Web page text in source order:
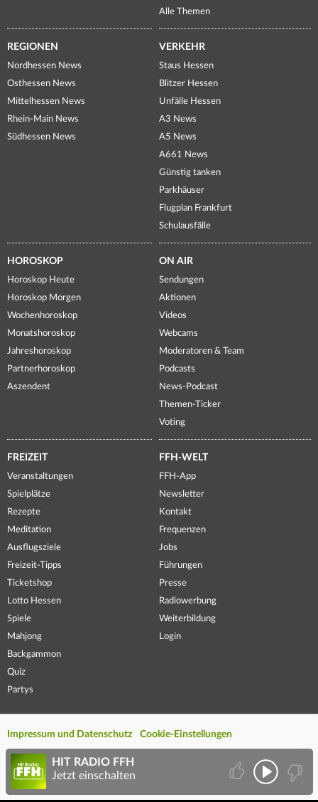
Alle Themen
REGIONEN
Nordhessen News
Osthessen News
Mittelhessen News
Rhein-Main News
Südhessen News
VERKEHR
Staus Hessen
Blitzer Hessen
Unfälle Hessen
A3 News
A5 News
A661 News
Günstig tanken
Parkhäuser
Flugplan Frankfurt
Schulausfälle
HOROSKOP
Horoskop Heute
Horoskop Morgen
Wochenhoroskop
Monatshoroskop
Jahreshoroskop
Partnerhoroskop
Aszendent
ON AIR
Sendungen
Aktionen
Videos
Webcams
Moderatoren & Team
Podcasts
News-Podcast
Themen-Ticker
Voting
FREIZEIT
Veranstaltungen
Spielplätze
Rezepte
Meditation
Ausflugsziele
Freizeit-Tipps
Ticketshop
Lotto Hessen
Spiele
Mahjong
Backgammon
Quiz
Partys
FFH-WELT
FFH-App
Newsletter
Kontakt
Frequenzen
Jobs
Führungen
Presse
Radiowerbung
Weiterbildung
Login
Impressum und Datenschutz Cookie-Einstellungen
HIT RADIO FFH
Jetzt einschalten